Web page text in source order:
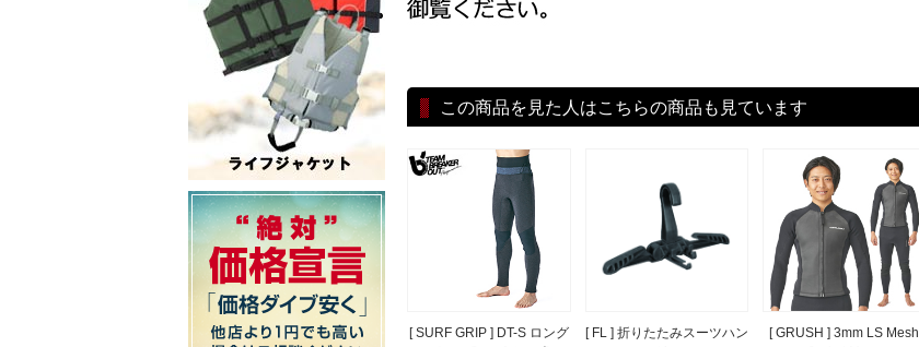
この商品を見た人はこちらの商品も見ています
[ SURF GRIP ] DT-S ロング
[ FL ] 折りたたみスーツハン
[ GRUSH ] 3mm LS Mesh